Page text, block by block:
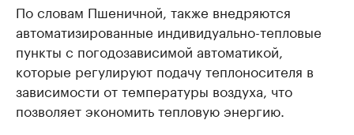
По словам Пшеничной, также внедряются
автоматизированные индивидуально-тепловые
пункты с погодозависимой автоматикой,
которые регулируют подачу теплоносителя в
зависимости от температуры воздуха, что
позволяет экономить тепловую энергию.